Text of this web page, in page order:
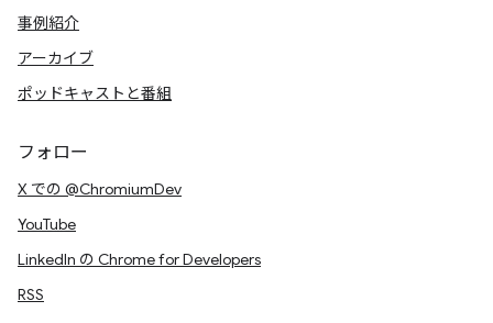
事例紹介
アーカイブ
ポッドキャストと番組
フォロー
X での @ChromiumDev
YouTube
LinkedIn の Chrome for Developers
RSS